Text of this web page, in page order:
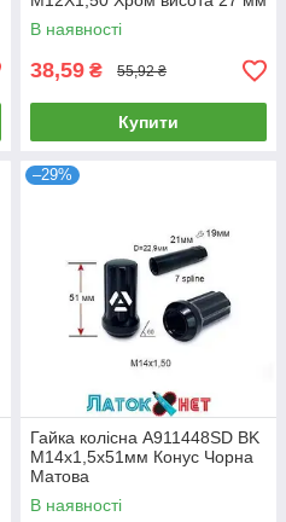
Сфера з виступом закритий
ключ 19 мм
В наявності
38,59 ₴ 55,92 ₴
Купити
–29%
Гайка колісна A911448SD BK
M14х1,5х51мм Конус Чорна
Матова
В наявності